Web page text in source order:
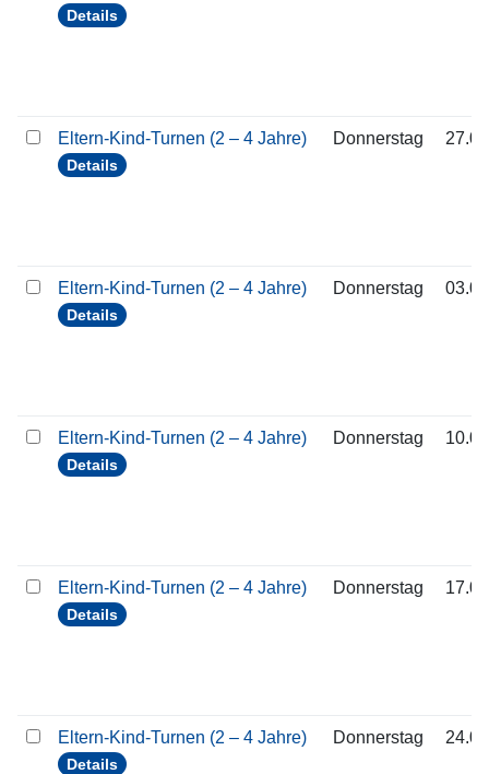
Details
Eltern-Kind-Turnen (2 – 4 Jahre)
Details
Donnerstag
Eltern-Kind-Turnen (2 – 4 Jahre)
Details
Donnerstag
Eltern-Kind-Turnen (2 – 4 Jahre)
Details
Donnerstag
Eltern-Kind-Turnen (2 – 4 Jahre)
Details
Donnerstag
Eltern-Kind-Turnen (2 – 4 Jahre)
Details
Donnerstag